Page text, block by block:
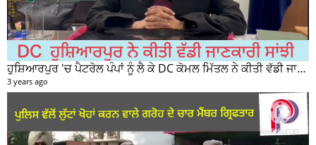
ਹੁਸ਼ਿਆਰਪੁਰ 'ਚ ਪੈਟਰੋਲ ਪੰਪਾਂ ਨੂੰ ਲੈ ਕੇ DC ਕੋਮਲ ਮਿੱਤਲ ਨੇ ਕੀਤੀ ਵੱਡੀ ਜਾਣਕਾਰੀ ਸਾਂਝੀ
3 years ago